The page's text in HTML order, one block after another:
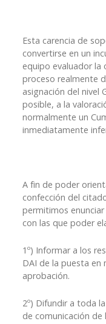
Esta carencia de
convertirse en un
equipo evaluador la
proceso realmente
asignación del nivel
posible, a la
normalmente un
inmediatamente
A fin de poder
confección del
permitimos
con las que poder
1º) Informar a los
DAI de la puesta en
aprobación.
2º) Difundir a toda
de comunicación